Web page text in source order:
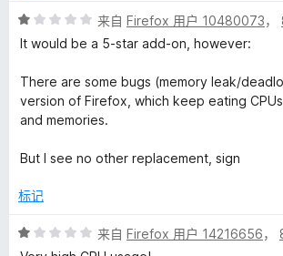
评
分
/
5
来自 Firefox 用户 10480073，
It would be a 5-star add-on, however:
There are some bugs (memory leak/
version of Firefox, which keep eating
and memories.
But I see no other replacement, sign
标记
评
分
来自 Firefox 用户 14216656，